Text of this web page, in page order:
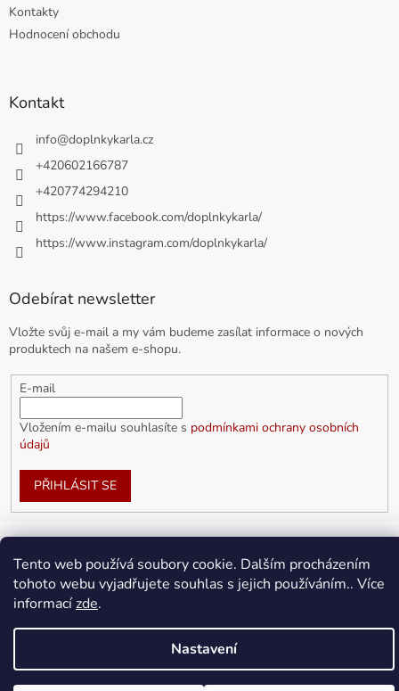
Tento web používá soubory cookie. Dalším procházením
tohoto webu vyjadřujete souhlas s jejich používáním.. Více
informacízde.
Nastavení
Kontakty
Hodnocení obchodu
Kontakt
info@doplnkykarla.cz
+420602166787
+420774294210
https://www.facebook.com/doplnkykarla/
https://www.instagram.com/doplnkykarla/
Odebírat newsletter
Vložte svůj e-mail a my vám budeme zasílat informace o nových
produktech na našem e-shopu.
E-mail
Vložením e-mailu souhlasíte s podmínkami ochrany osobních
údajů
PŘIHLÁSIT SE
Vytvořil Shoptet